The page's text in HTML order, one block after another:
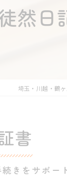
然日
埼玉・川越・鶴
書
きをサポー